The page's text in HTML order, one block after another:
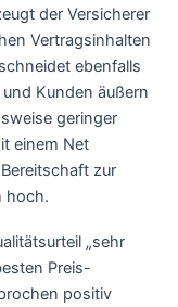
der Versicherer
Vertragsinhalten
ebenfalls
Kunden äußern
geringer
einem Net
zur
hoch.
„sehr
Preis-
positiv